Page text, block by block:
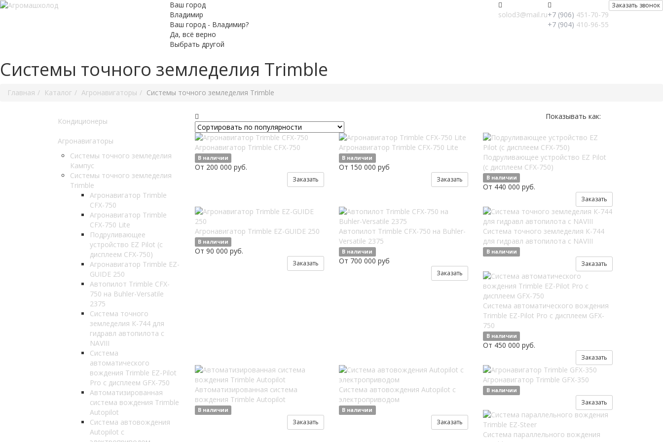
Ваш город
Владимир
Ваш город - Владимир?
Да, всё верно
Выбрать другой
Заказать звонок
+7 (906) 451-70-79
+7 (904) 410-96-55
solod3@mail.ru
Системы точного земледелия Trimble
Главная Каталог Агронавигаторы Системы точного земледелия Trimble
Кондиционеры
Агронавигаторы
Системы точного земледелия
Кампус
Системы точного земледелия
Trimble
Агронавигатор Trimble
CFX-750
Агронавигатор Trimble
CFX-750 Lite
Подруливающее
устройство EZ Pilot (с
дисплеем СFX-750)
Агронавигатор Trimble EZ-
GUIDE 250
Автопилот Trimble CFX-
750 на Buhler-Versatile
2375
Система точного
земледелия К-744 для
гидравл автопилота с
NAVIII
Система
автоматического
вождения Trimble EZ-Pilot
Pro с дисплеем GFX-750
Автоматизированная
система вождения Trimble
Autopilot
Система автовождения
Autopilot с
Показывать как:
Агронавигатор Trimble CFX-750
В наличии
От 200 000 руб.
Заказать
Агронавигатор Trimble CFX-750 Lite
В наличии
От 150 000 руб
Заказать
Подруливающее устройство EZ Pilot
(с дисплеем СFX-750)
В наличии
От 440 000 руб.
Заказать
Агронавигатор Trimble EZ-GUIDE 250
В наличии
От 90 000 руб.
Заказать
Автопилот Trimble CFX-750 на Buhler-
Versatile 2375
В наличии
От 700 000 руб
Заказать
Система точного земледелия К-744
для гидравл автопилота с NAVIII
В наличии
Заказать
Система автоматического вождения
Trimble EZ-Pilot Pro с дисплеем GFX-
750
В наличии
От 450 000 руб.
Заказать
Автоматизированная система
вождения Trimble Autopilot
В наличии
Заказать
Система автовождения Autopilot с
электроприводом
В наличии
Заказать
Агронавигатор Trimble GFX-350
В наличии
Заказать
Система параллельного вождения